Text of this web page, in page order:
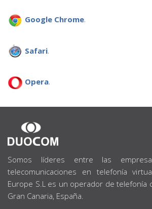
Google Chrome.
Safari.
Opera.
SOBRE
NOSOTROS
Somos líderes entre las
telecomunicaciones en telefonía
Europe S.L es un operador de telefonía
Gran Canaria, España.